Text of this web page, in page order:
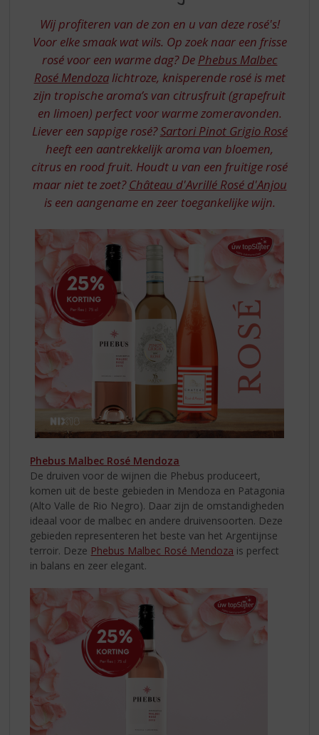
WIJNEN
Wij profiteren van de zon en u van deze rosé's!
Voor elke smaak wat wils. Op zoek naar een frisse
rosé voor een warme dag? De Phebus Malbec
Rosé Mendozalichtroze, knisperende rosé is met
zijn tropische aroma’s van citrusfruit (grapefruit
en limoen) perfect voor warme zomeravonden.
Liever een sappige rosé?Sartori Pinot Grigio Rosé
heeft een aantrekkelijk aroma van bloemen,
citrus en rood fruit. Houdt u van een fruitige rosé
maar niet te zoet?Château d'Avrillé Rosé d'Anjou
is een aangename en zeer toegankelijke wijn.
Phebus Malbec Rosé Mendoza
De druiven voor de wijnen die Phebus produceert,
komen uit de beste gebieden in Mendoza en Patagonia
(Alto Valle de Rio Negro). Daar zijn de omstandigheden
ideaal voor de malbec en andere druivensoorten. Deze
gebieden representeren het beste van het Argentijnse
terroir. Deze Phebus Malbec Rosé Mendoza is perfect
in balans en zeer elegant.